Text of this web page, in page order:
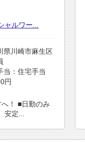
ルワー...
県川崎市麻生区
当：住宅手当
円
！ ■日勤のみ
定...